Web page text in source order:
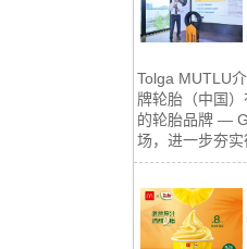
Tolga MUTLU
牌轮胎（中国
的轮胎品牌 —
场，进一步夯实